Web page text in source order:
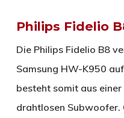
Philips Fidelio
Die Philips Fidelio B8
Samsung HW-K950
besteht somit aus
drahtlosen